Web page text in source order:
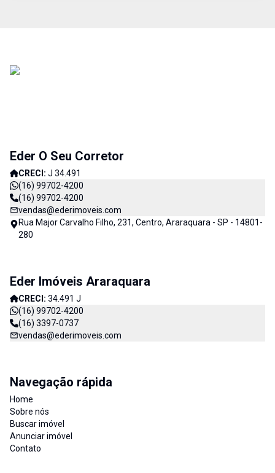
Eder O Seu Corretor
CRECI: J 34.491
(16) 99702-4200
(16) 99702-4200
vendas@ederimoveis.com
Rua Major Carvalho Filho, 231, Centro, Araraquara - SP - 14801-
280
Eder Imóveis Araraquara
CRECI: 34.491 J
(16) 99702-4200
(16) 3397-0737
vendas@ederimoveis.com
Navegação rápida
Home
Sobre nós
Buscar imóvel
Anunciar imóvel
Contato